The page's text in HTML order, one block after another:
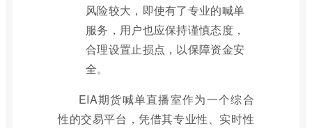
风险较大，即使有了专业的喊单
服务，用户也应保持谨慎态度，
合理设置止损点，以保障资金安
全。
EIA期货喊单直播室作为一个综合
性的交易平台，凭借其专业性、实时性